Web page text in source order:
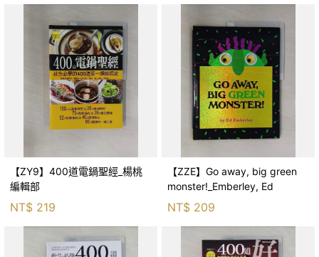
【ZY9】400道電鍋聖經_楊桃
編輯部
NT$ 219
【ZZE】Go away, big green
monster!_Emberley, Ed
NT$ 209